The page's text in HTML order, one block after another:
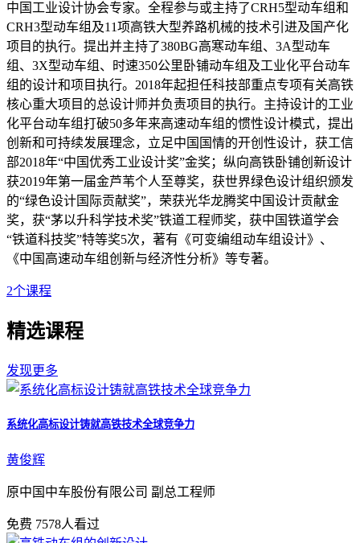
中国工业设计协会专家。全程参与或主持了CRH5型动车组和
CRH3型动车组及11项高铁大型养路机械的技术引进及国产化
项目的执行。提出并主持了380BG高寒动车组、3A型动车
组、3X型动车组、时速350公里卧铺动车组及工业化平台动车
组的设计和项目执行。2018年起担任科技部重点专项有关高铁
核心重大项目的总设计师并负责项目的执行。主持设计的工业
化平台动车组打破50多年来高速动车组的惯性设计模式，提出
创新和可持续发展理念，立足中国国情的开创性设计，获工信
部2018年“中国优秀工业设计奖”金奖；纵向高铁卧铺创新设计
获2019年第一届金芦苇个人至尊奖，获世界绿色设计组织颁发
的“绿色设计国际贡献奖”，荣获光华龙腾奖中国设计贡献金
奖，获“茅以升科学技术奖”铁道工程师奖，获中国铁道学会
“铁道科技奖”特等奖5次，著有《可变编组动车组设计》、
《中国高速动车组创新与经济性分析》等专著。
2个课程
精选课程
发现更多
系统化高标设计铸就高铁技术全球竞争力
黄俊辉
原中国中车股份有限公司 副总工程师
免费 7578人看过